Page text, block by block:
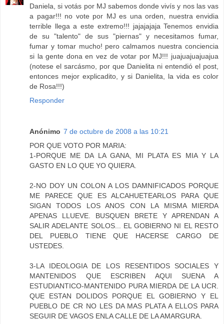
Daniela, si votás por MJ sabemos donde vivís y nos las vas
a pagar!!! no vote por MJ es una orden, nuestra envidia
terrible llega a este extremo!!! jajajajaja Tenemos envidia
de su "talento" de sus "piernas" y necesitamos fumar,
fumar y tomar mucho! pero calmamos nuestra conciencia
si la gente dona en vez de votar por MJ!!! juajuajuajuajua
(notese el sarcásmo, por que Danielita ni entendió el post,
entonces mejor explicadito, y si Danielita, la vida es color
de Rosa!!!)
Responder
Anónimo 7 de octubre de 2008 a las 10:21
POR QUE VOTO POR MARIA:
1-PORQUE ME DA LA GANA, MI PLATA ES MIA Y LA
GASTO EN LO QUE YO QUIERA.
2-NO DOY UN COLON A LOS DAMNIFICADOS PORQUE
ME PARECE QUE ES ALCAHUETEARLOS PARA QUE
SIGAN TODOS LOS ANOS CON LA MISMA MIERDA
APENAS LLUEVE. BUSQUEN BRETE Y APRENDAN A
SALIR ADELANTE SOLOS... EL GOBIERNO NI EL RESTO
DEL PUEBLO TIENE QUE HACERSE CARGO DE
USTEDES.
3-LA IDEOLOGIA DE LOS RESENTIDOS SOCIALES Y
MANTENIDOS QUE ESCRIBEN AQUI SUENA A
ESTUDIANTICO-MANTENIDO PURA MIERDA DE LA UCR.
QUE ESTAN DOLIDOS PORQUE EL GOBIERNO Y EL
PUEBLO DE CR NO LES DA MAS PLATA A ELLOS PARA
SEGUIR DE VAGOS ENLA CALLE DE LA AMARGURA.